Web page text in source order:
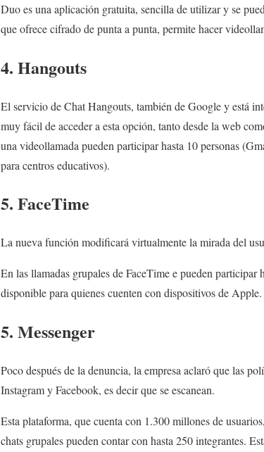
Duo es una aplicación gratuita, sencilla de utilizar y se
que ofrece cifrado de punta a punta, permite hacer
4. Hangouts
El servicio de Chat Hangouts, también de Google y está
muy fácil de acceder a esta opción, tanto desde la web
una videollamada pueden participar hasta 10 personas
para centros educativos).
5. FaceTime
La nueva función modificará virtualmente la mirada del
En las llamadas grupales de FaceTime e pueden participar
disponible para quienes cuenten con dispositivos de
5. Messenger
Poco después de la denuncia, la empresa aclaró que las
Instagram y Facebook, es decir que se escanean.
Esta plataforma, que cuenta con 1.300 millones de
chats grupales pueden contar con hasta 250 integrantes.